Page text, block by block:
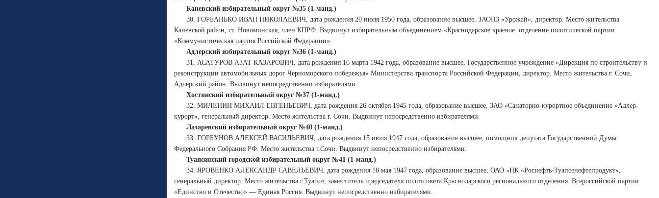
Каневский избирательный округ №35 (1-манд.)
30. ГОРБАНЬКО ИВАН НИКОЛАЕВИЧ, дата рождения 20 июля 1950 года, образование высшее, ЗАОПЗ «Урожай», директор. Место жительства
Каневской район, ст. Новоминская, член КПРФ. Выдвинут избирательным объединением «Краснодарское краевое отделение политической партии
«Коммунистическая партия Российской Федерации».
Адлерский избирательный округ №36 (1-манд.)
31. АСАТУРОВ АЗАТ КАЗАРОВИЧ, дата рождения 16 марта 1942 года, образование высшее, Государственное учреждение «Дирекция по строительству и
реконструкции автомобильных дорог Черноморского побережья» Министерства транспорта Российской Федерации, директор. Место жительства г. Сочи,
Адлерский район. Выдвинут непосредственно избирателями.
Хостинский избирательный округ №37 (1-манд.)
32. МИЛЕНИН МИХАИЛ ЕВГЕНЬЕВИЧ, дата рождения 26 октября 1945 года, образование высшее, ЗАО «Санаторно-курортное объединение «Адлер-
курорт», генеральный директор. Место жительства г. Сочи. Выдвинут непосредственно избирателями.
Лазаревский избирательный округ №40 (1-манд.)
33. ГОРБУНОВ АЛЕКСЕЙ ВАСИЛЬЕВИЧ, дата рождения 15 июля 1947 года, образование высшее, помощник депутата Государственной Думы
Федерального Собрания РФ. Место жительства г.Сочи. Выдвинут непосредственно избирателями.
Туапсинский городской избирательный округ №41 (1-манд.)
34. ЯРОВЕНКО АЛЕКСАНДР САВЕЛЬЕВИЧ, дата рождения 18 мая 1947 года, образование высшее, ОАО «НК «Роснефть-Туапсенефтепродукт»,
генеральный директор. Место жительства г.Туапсе, заместитель председателя политсовета Краснодарского регионального отделения Всероссийской партии
«Единство и Отечество» — Единая Россия. Выдвинут непосредственно избирателями.